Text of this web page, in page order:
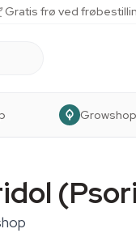
Gratis frø ved
Growshop